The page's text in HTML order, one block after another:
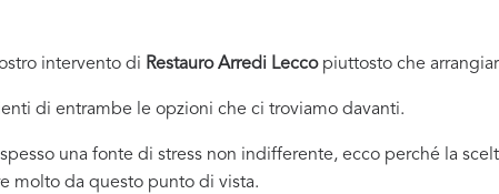
intervento di Restauro Arredi Leccopiuttosto che
di entrambe le opzioni che ci troviamo davanti.
una fonte di stress non indifferente, ecco perché la
molto da questo punto di vista.